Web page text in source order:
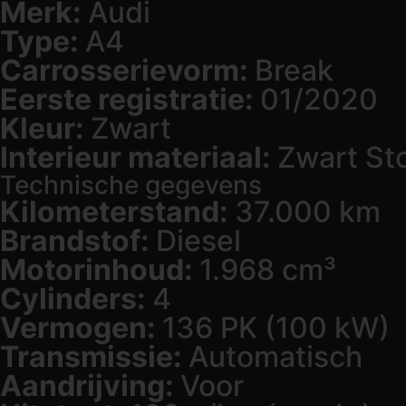
Merk: Audi
Type: A4
Carrosserievorm: Break
Eerste registratie: 01/2020
Kleur: Zwart
Interieur materiaal: Zwart
Technische gegevens
Kilometerstand: 37.000 km
Brandstof: Diesel
Motorinhoud: 1.968 cm³
Cylinders: 4
Vermogen: 136 PK (100 kW)
Transmissie: Automatisch
Aandrijving: Voor